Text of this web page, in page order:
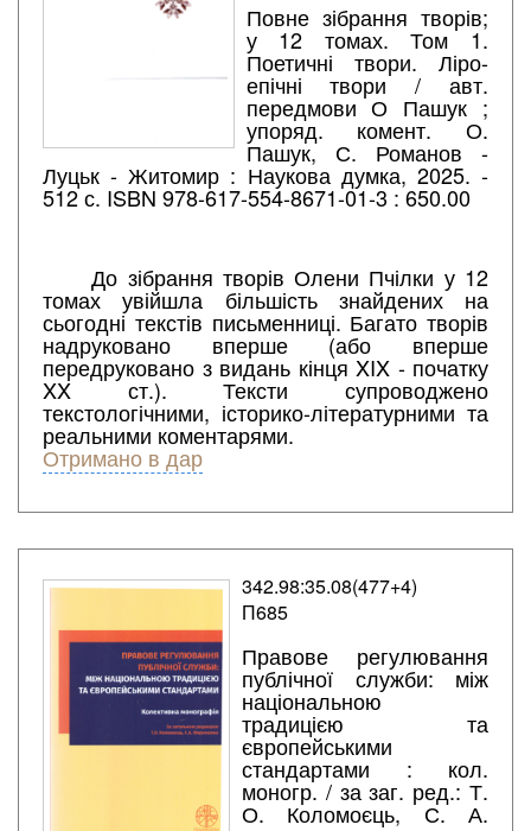
Повне зібрання творів;
у 12 томах. Том 1.
Поетичні твори. Ліро-
епічні твори / авт.
передмови О Пашук ;
упоряд. комент. О.
Пашук, С. Романов -
Луцьк - Житомир : Наукова думка, 2025. -
512 с. ISBN 978-617-554-8671-01-3 : 650.00
До зібрання творів Олени Пчілки у 12
томах увійшла більшість знайдених на
сьогодні текстів письменниці. Багато творів
надруковано вперше (або вперше
передруковано з видань кінця XIX - початку
XX ст.). Тексти супроводжено
текстологічними, історико-літературними та
реальними коментарями.
Отримано в дар
342.98:35.08(477+4)
П685
Правове регулювання
публічної служби: між
національною
традицією та
європейськими
стандартами : кол.
моногр. / за заг. ред.: Т.
О. Коломоєць, С. А.